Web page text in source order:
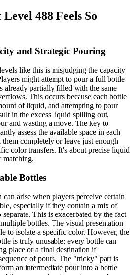
488 Feels So
and Strategic Pouring
like this is misjudging the capacity
might attempt to pour a full bottle
already partially filled with the same
This occurs because each bottle
of liquid, and attempting to pour
in the excess liquid spilling out,
and wasting a move. The key to
assess the available space in each
completely or leave just enough
color transfers. It's about precise liquid
matching.
Bottles
arise when players perceive certain
especially if they contain a mix of
This is exacerbated by the fact
bottles. The visual presentation
to isolate a specific color. However, the
is truly unusable; every bottle can
place or a final destination if
of pours. The "tricky" part is
an intermediate pour into a bottle